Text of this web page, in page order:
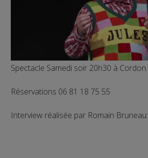
Spectacle Samedi soir 20h30 à Cordon
Réservations 06 81 18 75 55
Interview réalisée par Romain Bruneau: